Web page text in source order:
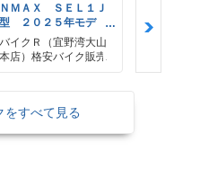
ＮＭＡＸ ＳＥＬ１Ｊ
型 ２０２５年モデ
ル ＡＢＳ キーレ
ス リアキャリア リ
アＢＯＸ
バイクＲ（宜野湾大山
本店）格安バイク販売
をすべて見る